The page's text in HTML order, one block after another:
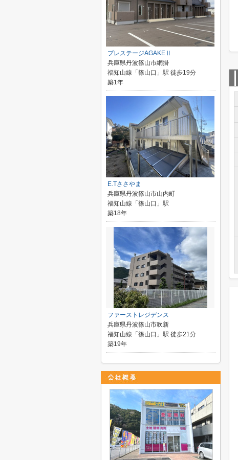
プレステージAGAKEⅡ
兵庫県丹波篠山市網掛
福知山線「篠山口」駅 徒歩19分
築1年
E.Tささやま
兵庫県丹波篠山市山内町
福知山線「篠山口」駅
築18年
ファーストレジデンス
兵庫県丹波篠山市吹新
福知山線「篠山口」駅 徒歩21分
築19年